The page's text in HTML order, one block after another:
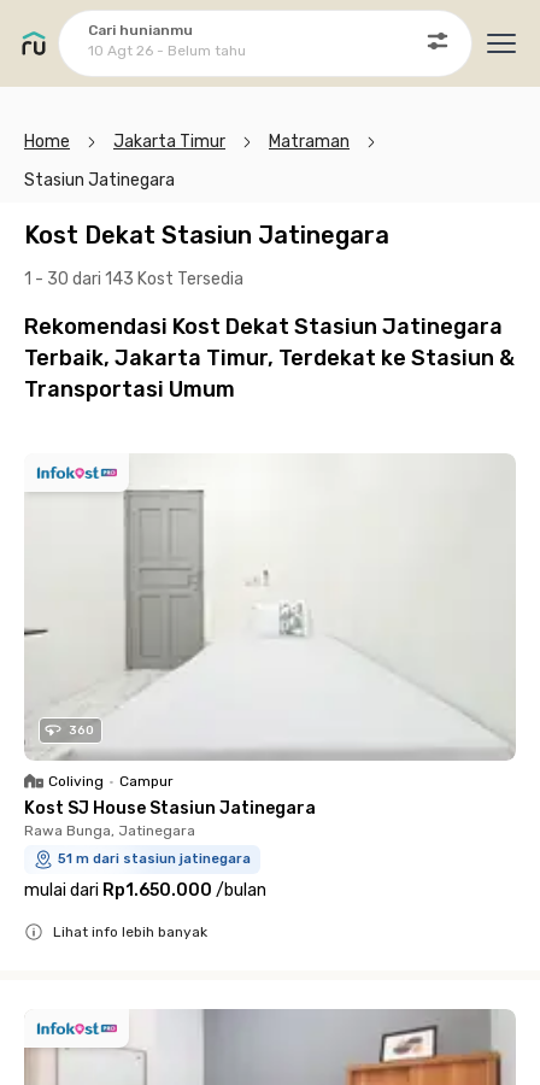
Cari hunianmu
10 Agt 26 - Belum tahu
Home Jakarta Timur
Matraman
Stasiun Jatinegara
Kost Dekat Stasiun Jatinegara
1 - 30 dari 143 Kost Tersedia
Rekomendasi Kost Dekat Stasiun Jatinegara
Terbaik, Jakarta Timur, Terdekat ke Stasiun &
Transportasi Umum
360
Coliving • Campur
Kost SJ House Stasiun Jatinegara
Rawa Bunga, Jatinegara
51 m dari stasiun jatinegara
mulai dari Rp1.650.000 /bulan
Lihat info lebih banyak